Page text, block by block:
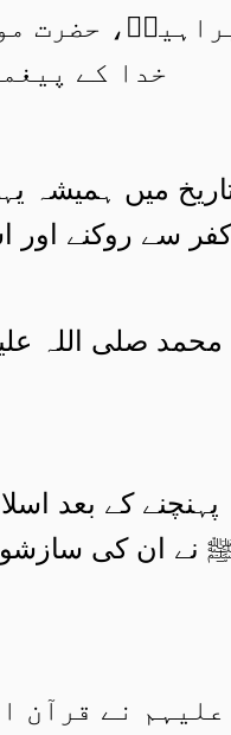
حضرت
خدا کے
میں ہمیشہ
کفر سے روکنے
صلی اللہ
کے بعد
ان کی
نے